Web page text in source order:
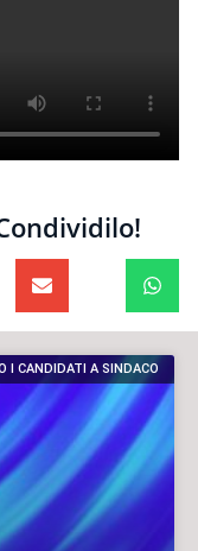
I CANDIDATI A SINDACO